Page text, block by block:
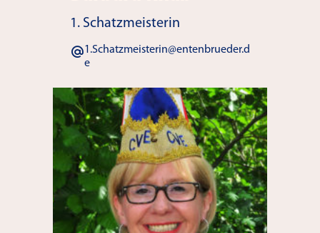
1. Schatzmeisterin
1.Schatzmeisterin@entenbrueder.d
e